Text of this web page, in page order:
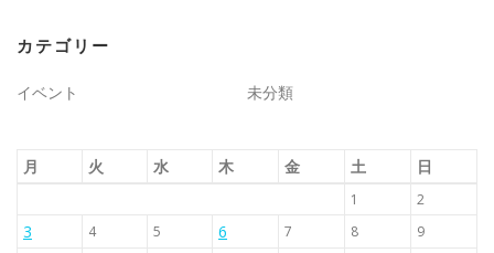
カテゴリー
イベント 未分類
月 火 水 木 金 土 日
1 2
3 4 5 6 7 8
9